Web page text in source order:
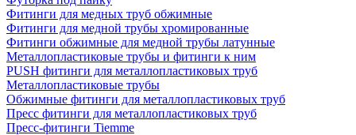
Фитинги для медных труб обжимные
Фитинги для медной трубы хромированные
Фитинги обжимные для медной трубы латунные
Металлопластиковые трубы и фитинги к ним
PUSH фитинги для металлопластиковых труб
Металлопластиковые трубы
Обжимные фитинги для металлопластиковых труб
Пресс фитинги для металлопластиковых труб
Пресс-фитинги Tiemme